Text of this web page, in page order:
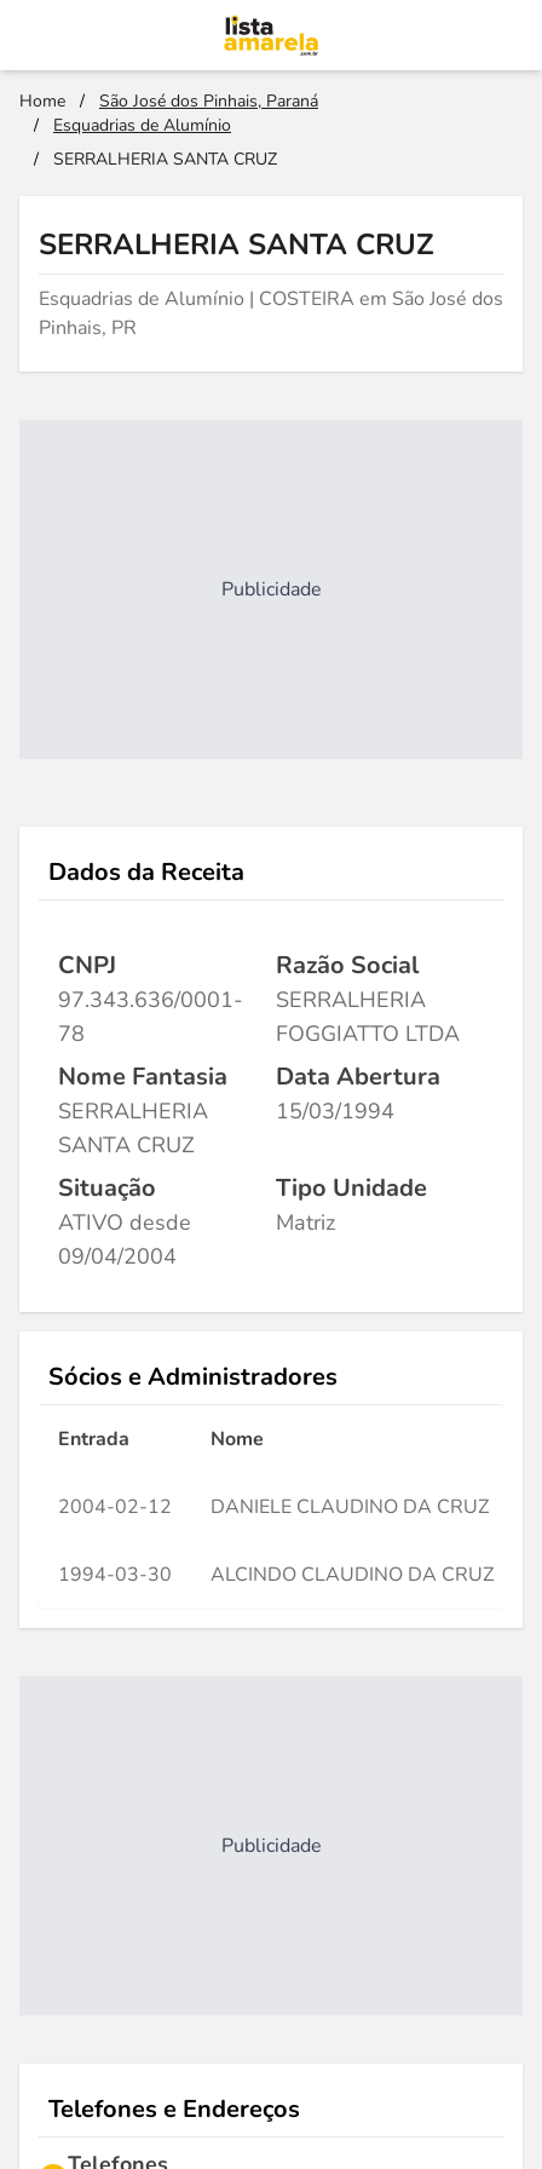
Home /
São José dos Pinhais, Paraná
/
Esquadrias de Alumínio
/
SERRALHERIA SANTA CRUZ
SERRALHERIA SANTA CRUZ
Esquadrias de Alumínio | COSTEIRA em São José dos
Pinhais, PR
Publicidade
Dados da Receita
CNPJ
97.343.636/0001-
78
Razão Social
SERRALHERIA
FOGGIATTO LTDA
Nome Fantasia
SERRALHERIA
SANTA CRUZ
Data Abertura
15/03/1994
Situação
ATIVO desde
09/04/2004
Tipo Unidade
Matriz
Sócios e Administradores
Entrada Nome
2004-02-12 DANIELE CLAUDINO DA CRUZ
1994-03-30 ALCINDO CLAUDINO DA CRUZ
Publicidade
Telefones e Endereços